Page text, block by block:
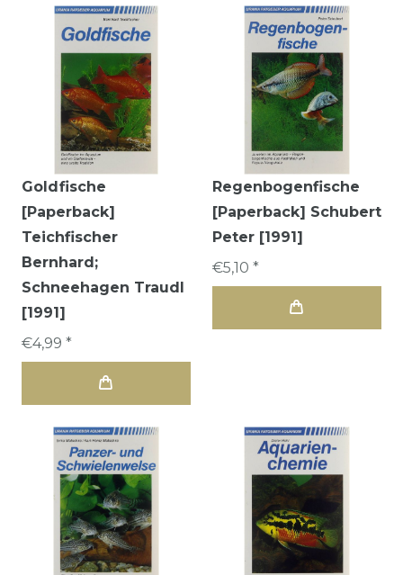
Goldfische
[Paperback]
Teichfischer
Bernhard;
Schneehagen Traudl
[1991]
€4,99 *
Regenbogenfische
[Paperback] Schubert
Peter [1991]
€5,10 *